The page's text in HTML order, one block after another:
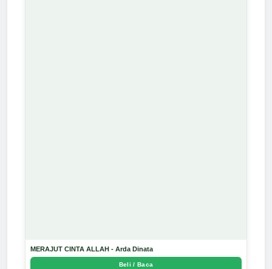
MERAJUT CINTA ALLAH - Arda Dinata
Beli / Baca